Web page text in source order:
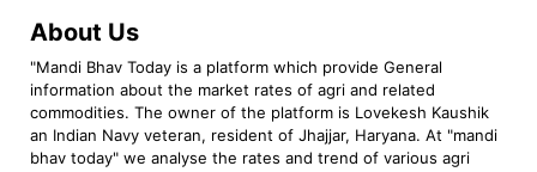
About Us
"Mandi Bhav Today is a platform which provide General
information about the market rates of agri and related
commodities. The owner of the platform is Lovekesh Kaushik
an Indian Navy veteran, resident of Jhajjar, Haryana. At "mandi
bhav today" we analyse the rates and trend of various agri